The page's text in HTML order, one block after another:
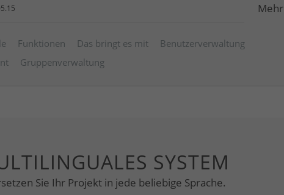
Mehr
Funktionen Das bringt es mit
Benutzerverwaltung
Gruppenverwaltung
SYSTEM
Sie Ihr Projekt in jede beliebige Sprache.